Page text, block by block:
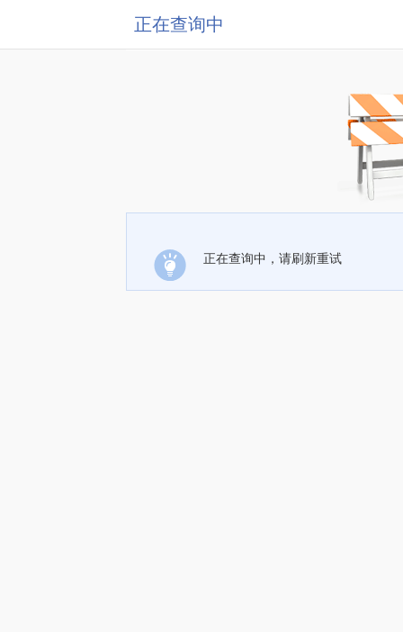
正在查询中
正在查询中，请刷新重试